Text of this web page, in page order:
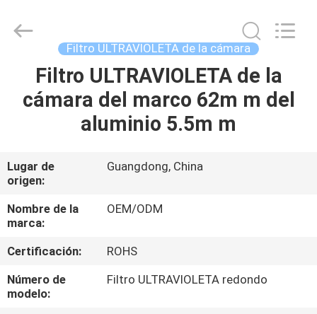
HOGAR
PRODUCTOS
SOBRE
NOSOTROS
VIAJE
DE
LA
Shadow
Technology
Filtro ULTRAVIOLETA de la cámara
Filtro ULTRAVIOLETA de la
cámara del marco 62m m del
aluminio 5.5m m
Lugar de
origen:
Guangdong, China
Nombre de la
marca:
OEM/ODM
Certificación:
ROHS
Número de
modelo:
Filtro ULTRAVIOLETA redondo